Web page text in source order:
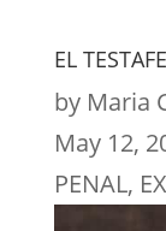
EL
by Maria
May 12,
PENAL,